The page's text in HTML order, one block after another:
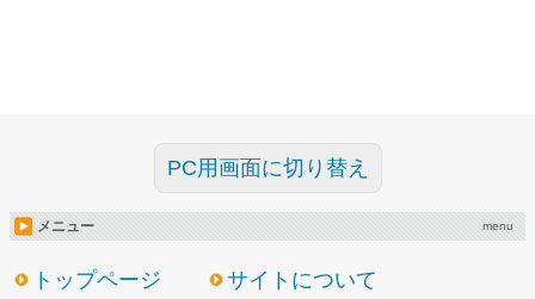
PC用画面に切り替え
メニュー menu
トップページ
サイトについて